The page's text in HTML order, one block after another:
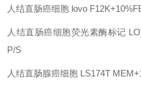
人结直肠癌细胞 lovo
人结直肠癌细胞荧光素酶标记
P/S
人结直肠腺癌细胞 LS174T